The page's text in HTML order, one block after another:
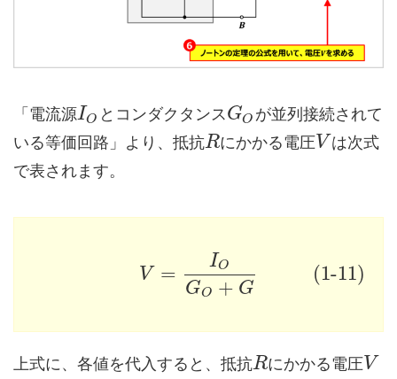
「電流源IO とコンダクタンスGO が並列接続されて
いる等価回路」より、抵抗Rにかかる電圧V は次式
で表されます。
V =
IO
GO + G
(1-11)
上式に、各値を代入すると、抵抗Rにかかる電圧V